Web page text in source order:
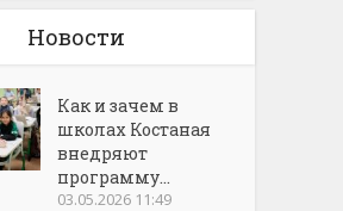
Новости
Как и зачем в
школах Костаная
внедряют
программу...
03.05.2026 11:49